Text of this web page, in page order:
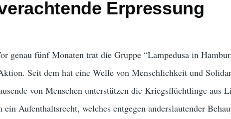
Erpressung
genau fünf Monaten trat die Gruppe “Lampedusa in
Seit dem hat eine Welle von Menschlichkeit und
von Menschen unterstützen die Kriegsflüchtlinge aus
Aufenthaltsrecht, welches entgegen anderslautender